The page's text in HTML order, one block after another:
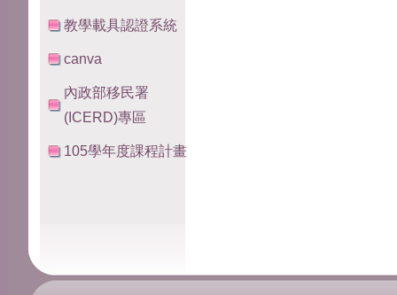
教學載具認證系統
canva
內政部移民署
(ICERD)專區
105學年度課程計畫